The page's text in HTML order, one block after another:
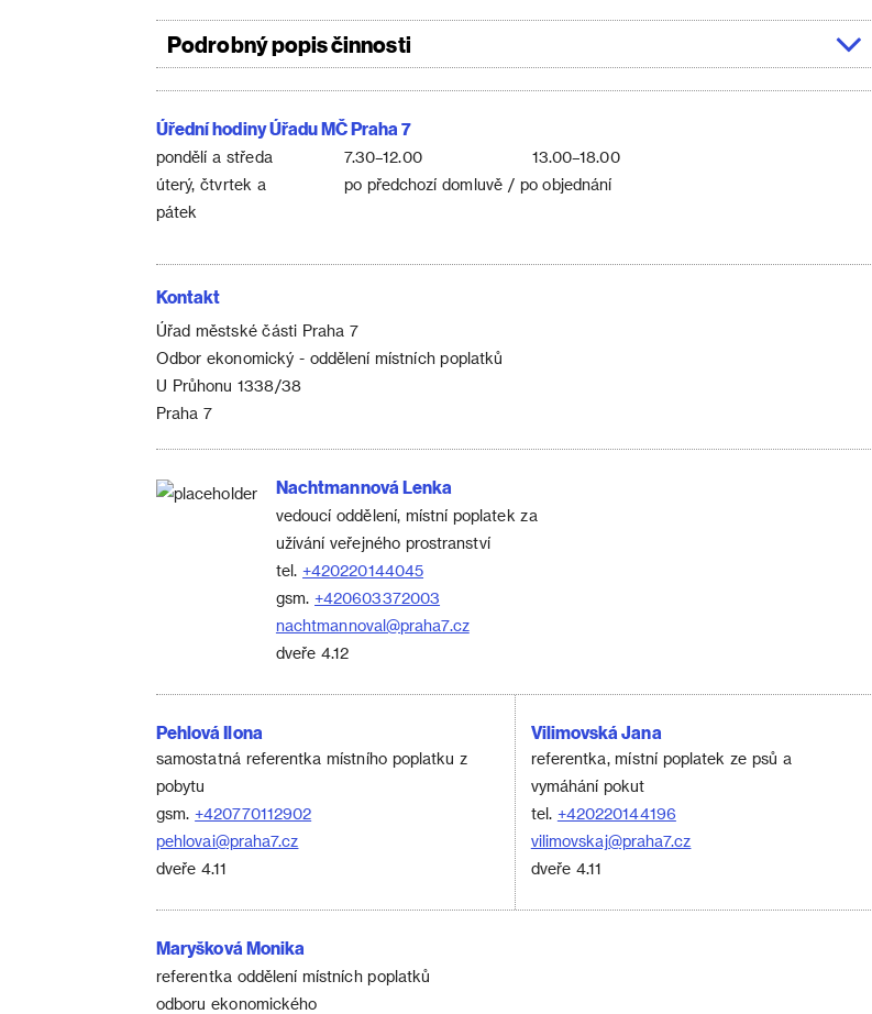
Podrobný popis činnosti
Úřední hodiny Úřadu MČ Praha 7
pondělí a středa 7.30–12.00
13.00–18.00
úterý, čtvrtek a
pátek
po předchozí domluvě / po objednání
Kontakt
Úřad městské části Praha 7
Odbor ekonomický - oddělení místních poplatků
U Průhonu 1338/38
Praha 7
Nachtmannová Lenka
vedoucí oddělení, místní poplatek za
užívání veřejného prostranství
tel.+420220144045
gsm.+420603372003
nachtmannoval@praha7.cz
dveře 4.12
Pehlová Ilona
samostatná referentka místního poplatku z
pobytu
gsm.+420770112902
pehlovai@praha7.cz
dveře 4.11
Vilimovská Jana
referentka, místní poplatek ze psů a
vymáhání pokut
tel. +420220144196
vilimovskaj@praha7.cz
dveře 4.11
Maryšková Monika
referentka oddělení místních poplatků
odboru ekonomického